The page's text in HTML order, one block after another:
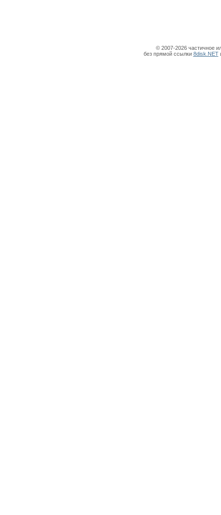
© 2007-2026 частичное
без прямой ссылки 8disk.NET